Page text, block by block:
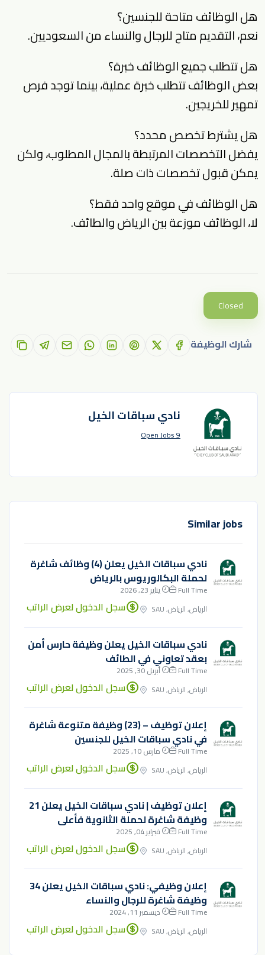
هل الوظائف متاحة للجنسين؟
نعم، التقديم متاح للرجال والنساء من السعوديين.
هل تتطلب جميع الوظائف خبرة؟
بعض الوظائف تتطلب خبرة عملية، بينما توجد فرص
تمهير للخريجين.
هل يشترط تخصص محدد؟
يفضل التخصصات المرتبطة بالمجال المطلوب، ولكن
يمكن قبول تخصصات ذات صلة.
هل الوظائف في موقع واحد فقط؟
لا، الوظائف موزعة بين الرياض والطائف.
Closed
شارك الوظيفة
نادي سباقات الخيل
9 Open Jobs
Similar jobs
نادي سباقات الخيل يعلن (4) وظائف شاغرة
لحملة البكالوريوس بالرياض
Full Time
يناير 23, 2026
الرياض, الرياض, SAU
سجل الدخول لعرض الراتب
نادي سباقات الخيل يعلن وظيفة حارس أمن
بعقد تعاوني في الطائف
Full Time
أبريل 30, 2025
الرياض, الرياض, SAU
سجل الدخول لعرض الراتب
إعلان توظيف – (23) وظيفة متنوعة شاغرة
في نادي سباقات الخيل للجنسين
Full Time
مارس 10, 2025
الرياض, الرياض, SAU
سجل الدخول لعرض الراتب
إعلان توظيف | نادي سباقات الخيل يعلن 21
وظيفة شاغرة لحملة الثانوية فأعلى
Full Time
فبراير 04, 2025
الرياض, الرياض, SAU
سجل الدخول لعرض الراتب
إعلان وظيفي: نادي سباقات الخيل يعلن 34
وظيفة شاغرة للرجال والنساء
Full Time
ديسمبر 11, 2024
الرياض, الرياض, SAU
سجل الدخول لعرض الراتب